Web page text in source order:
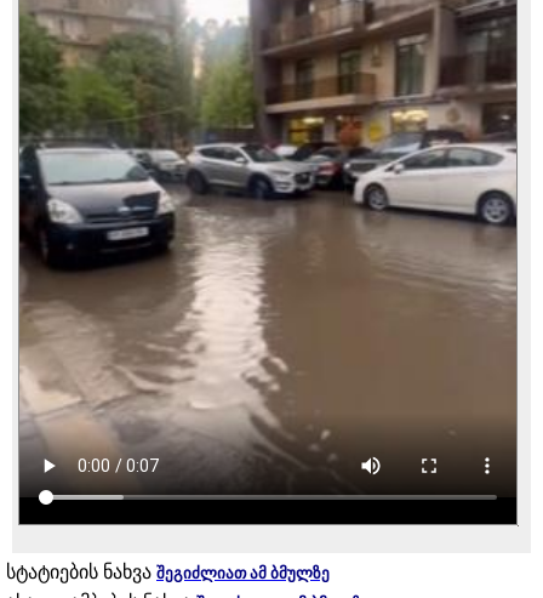
სტატიების ნახვა შეგიძლიათ ამ ბმულზე